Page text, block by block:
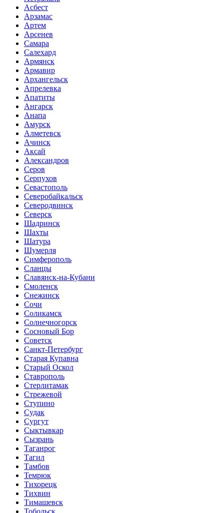
Асбест
Арзамас
Артем
Арсенев
Самара
Салехард
Армянск
Армавир
Архангельск
Апрелевка
Апатиты
Ангарск
Анапа
Амурск
Алметевск
Ачинск
Аксай
Александров
Серов
Серпухов
Севастополь
Северобайкальск
Северодвинск
Северск
Шадринск
Шахты
Шатура
Шумерля
Симферополь
Сланцы
Славянск-на-Кубани
Смоленск
Снежинск
Сочи
Соликамск
Солнечногорск
Сосновый Бор
Советск
Санкт-Петербург
Старая Купавна
Старый Оскол
Ставрополь
Стерлитамак
Стрежевой
Ступино
Судак
Сургут
Сыктывкар
Сызрань
Таганрог
Тагил
Тамбов
Темрюк
Тихорецк
Тихвин
Тимашевск